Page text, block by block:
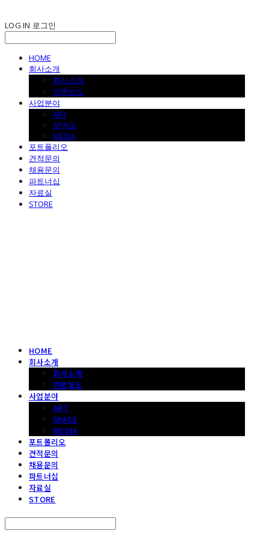
LOG IN 로그인
HOME
회사소개
회사소개
언론보도
사업분야
ART
SPACE
MEDIA
포트폴리오
견적문의
채용문의
파트너십
자료실
STORE
HOME
회사소개
회사소개
언론보도
사업분야
ART
SPACE
MEDIA
포트폴리오
견적문의
채용문의
파트너십
자료실
STORE